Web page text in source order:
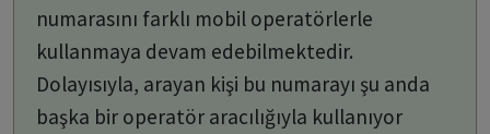
numarasını farklı mobil operatörlerle
kullanmaya devam edebilmektedir.
Dolayısıyla, arayan kişi bu numarayı şu anda
başka bir operatör aracılığıyla kullanıyor